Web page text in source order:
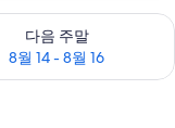
다음 주말
8월 14 - 8월 16
예약 가능 여부 확인,